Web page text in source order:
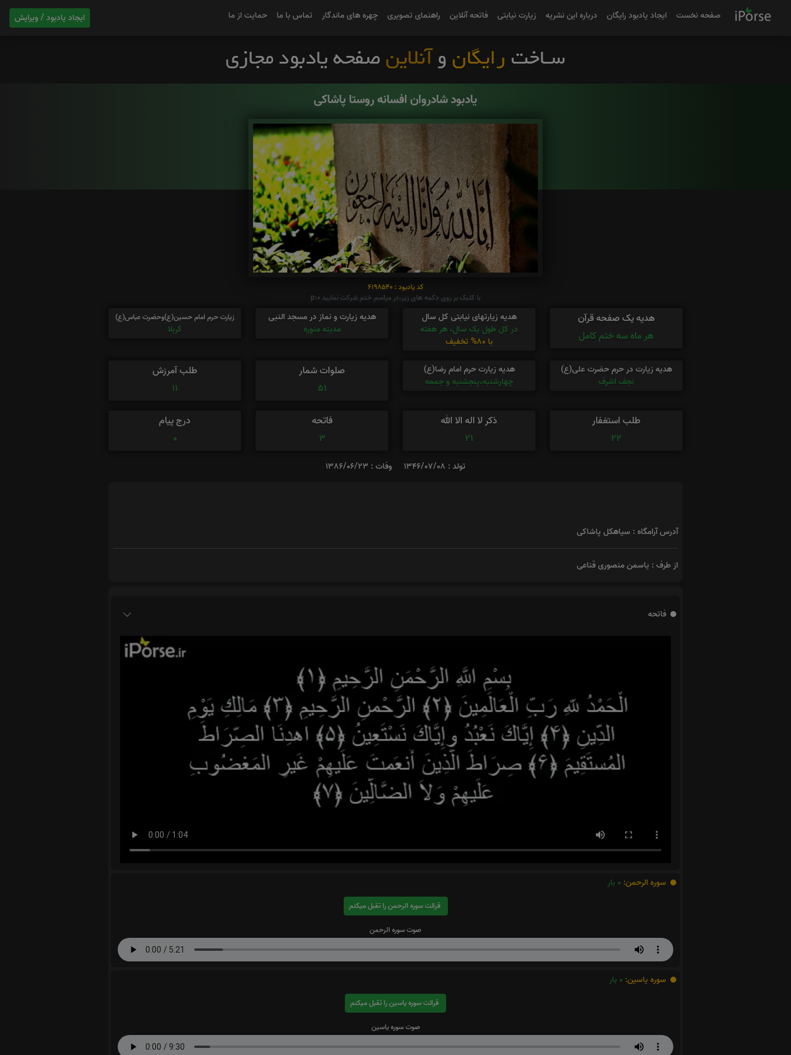
ایجاد یادبود / ویرایش صفحه نخست ایجاد یادبود رایگان درباره این نشریه زیارت نیابتی فاتحه آنلاین راهنمای تصویری چهره های ماندگار تماس با ما حمایت از ما
یادبود شادروان افسانه روستا پاشاکی
کد یادبود : 6198540
با کلیک بر روی دکمه های زیر،در مراسم ختم شرکت نمایید p:0
هدیه یک صفحه قرآن
هر ماه سه ختم کامل
هدیه زیارتهای نیابتی کل سال
در کل طول یک سال، هر هفته
با 80% تخفیف
هدیه زیارت و نماز در مسجد النبی
مدینه منوره
زیارت حرم امام حسین(ع)وحضرت عباس(ع)
کربلا
هدیه زیارت در حرم حضرت علی(ع)
نجف اشرف
هدیه زیارت حرم امام رضا(ع)
چهارشنبه،پنجشنبه و جمعه
صلوات شمار
51
طلب آمرزش
11
طلب استغفار
22
ذکر لا اله الا الله
21
فاتحه
3
درج پیام
0
تولد : 1346/07/08 وفات : 1386/06/23
آدرس آرامگاه : سیاهکل پاشاکی
از طرف : یاسمن منصوری قناعی
فاتحه
سوره الرحمن: 0 بار
قرائت سوره الرحمن را تقبل میکنم
صوت سوره الرحمن
سوره یاسین: 0 بار
قرائت سوره یاسین را تقبل میکنم
صوت سوره یاسین